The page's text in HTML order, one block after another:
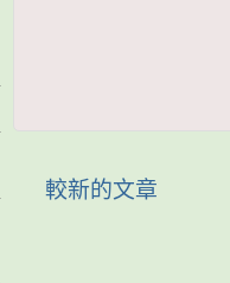
較新的文章